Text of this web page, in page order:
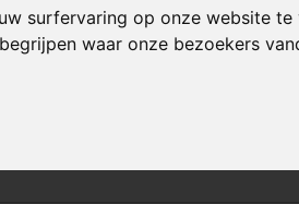
surfervaring op onze website
waar onze bezoekers